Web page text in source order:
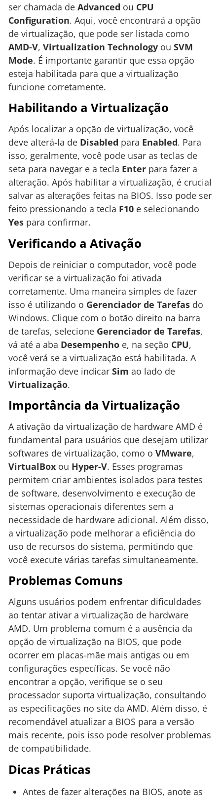
ser chamada de Advanced ou CPU
Configuration. Aqui, você encontrará a opção
de virtualização, que pode ser listada como
AMD-V, Virtualization Technology ou SVM
Mode. É importante garantir que essa opção
esteja habilitada para que a virtualização
funcione corretamente.
Habilitando a Virtualização
Após localizar a opção de virtualização, você
deve alterá-la de Disabled para Enabled. Para
isso, geralmente, você pode usar as teclas de
seta para navegar e a tecla Enter para fazer a
alteração. Após habilitar a virtualização, é crucial
salvar as alterações feitas na BIOS. Isso pode ser
feito pressionando a tecla F10 e selecionando
Yes para confirmar.
Verificando a Ativação
Depois de reiniciar o computador, você pode
verificar se a virtualização foi ativada
corretamente. Uma maneira simples de fazer
isso é utilizando o Gerenciador de Tarefas do
Windows. Clique com o botão direito na barra
de tarefas, selecione Gerenciador de Tarefas,
vá até a aba Desempenho e, na seção CPU,
você verá se a virtualização está habilitada. A
informação deve indicar Sim ao lado de
Virtualização.
Importância da Virtualização
A ativação da virtualização de hardware AMD é
fundamental para usuários que desejam utilizar
softwares de virtualização, como o VMware,
VirtualBox ou Hyper-V. Esses programas
permitem criar ambientes isolados para testes
de software, desenvolvimento e execução de
sistemas operacionais diferentes sem a
necessidade de hardware adicional. Além disso,
a virtualização pode melhorar a eficiência do
uso de recursos do sistema, permitindo que
você execute várias tarefas simultaneamente.
Problemas Comuns
Alguns usuários podem enfrentar dificuldades
ao tentar ativar a virtualização de hardware
AMD. Um problema comum é a ausência da
opção de virtualização na BIOS, que pode
ocorrer em placas-mãe mais antigas ou em
configurações específicas. Se você não
encontrar a opção, verifique se o seu
processador suporta virtualização, consultando
as especificações no site da AMD. Além disso, é
recomendável atualizar a BIOS para a versão
mais recente, pois isso pode resolver problemas
de compatibilidade.
Dicas Práticas
Antes de fazer alterações na BIOS, anote as